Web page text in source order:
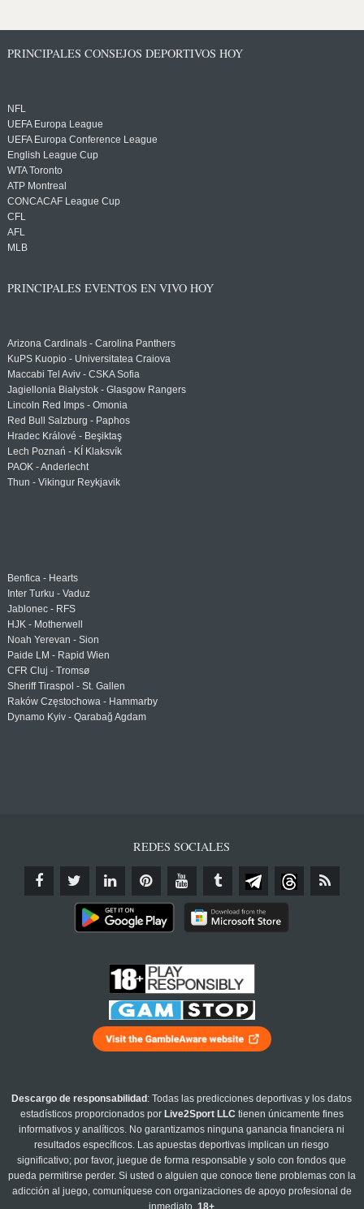
PRINCIPALES CONSEJOS DEPORTIVOS HOY
NFL
UEFA Europa League
UEFA Europa Conference League
English League Cup
WTA Toronto
ATP Montreal
CONCACAF League Cup
CFL
AFL
MLB
PRINCIPALES EVENTOS EN VIVO HOY
Arizona Cardinals - Carolina Panthers
KuPS Kuopio - Universitatea Craiova
Maccabi Tel Aviv - CSKA Sofia
Jagiellonia Białystok - Glasgow Rangers
Lincoln Red Imps - Omonia
Red Bull Salzburg - Paphos
Hradec Králové - Beşiktaş
Lech Poznań - KÍ Klaksvík
PAOK - Anderlecht
Thun - Vikingur Reykjavik
Benfica - Hearts
Inter Turku - Vaduz
Jablonec - RFS
HJK - Motherwell
Noah Yerevan - Sion
Paide LM - Rapid Wien
CFR Cluj - Tromsø
Sheriff Tiraspol - St. Gallen
Raków Częstochowa - Hammarby
Dynamo Kyiv - Qarabağ Agdam
REDES SOCIALES
Descargo de responsabilidad : Todas las predicciones deportivas y los datos
estadísticos proporcionados por Live2Sport LLC tienen únicamente fines
informativos y analíticos. No garantizamos ninguna ganancia financiera ni
resultados específicos. Las apuestas deportivas implican un riesgo
significativo; por favor, juegue de forma responsable y solo con fondos que
pueda permitirse perder. Si usted o alguien que conoce tiene problemas con la
adicción al juego, comuníquese con organizaciones de apoyo profesional de